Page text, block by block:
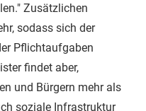
Zusätzlichen
sodass sich der
Pflichtaufgaben
findet aber,
und Bürgern mehr als
soziale Infrastruktur